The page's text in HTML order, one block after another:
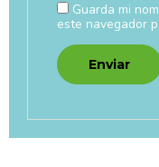
Guarda mi
este navegador